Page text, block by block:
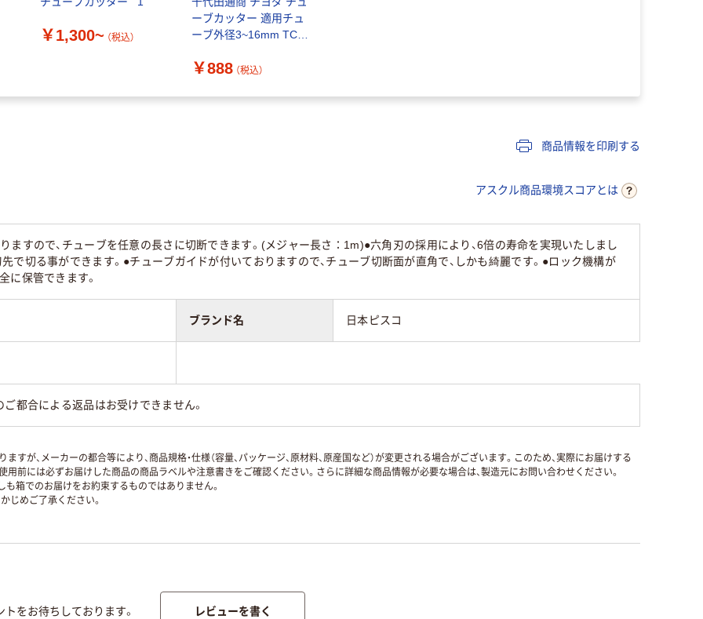
￥1,300~ （税込）
ーブカッター 適用チュ
ーブ外径3~16mm TC-
品）
￥888 （税込）
商品情報を印刷する
アスクル商品環境スコアとは
ますので、チューブを任意の長さに切断できます。(メジャー長さ：1m)●六角刃の採用により、6倍の寿命を実現いたしまし
で切る事ができます。●チューブガイドが付いておりますので、チューブ切断面が直角で、しかも綺麗です。●ロック機構が
に保管できます。
ブランド名 日本ピスコ
ご都合による返品はお受けできません。
が、メーカーの都合等により、商品規格・仕様（容量、パッケージ、原材料、原産国など）が変更される場合がございます。このため、実際にお届けする
前には必ずお届けした商品の商品ラベルや注意書きをご確認ください。さらに詳細な商品情報が必要な場合は、製造元にお問い合わせください。
も箱でのお届けをお約束するものではありません。
じめご了承ください。
をお待ちしております。 レビューを書く